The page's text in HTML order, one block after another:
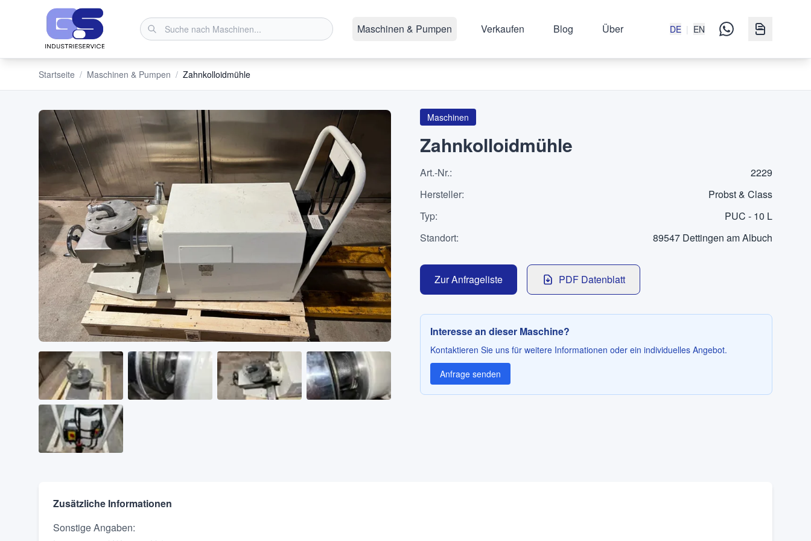
Maschinen & Pumpen Verkaufen Blog Über DE | EN
Startseite / Maschinen & Pumpen / Zahnkolloidmühle
Maschinen
Zahnkolloidmühle
Art.-Nr.:
2229
Hersteller:
Probst & Class
Typ:
PUC - 10 L
Standort: 89547 Dettingen am Albuch
Zur Anfrageliste PDF Datenblatt
Interesse an dieser Maschine?
Kontaktieren Sie uns für weitere Informationen oder ein individuelles Angebot.
Anfrage senden
Zusätzliche Informationen
Sonstige Angaben: